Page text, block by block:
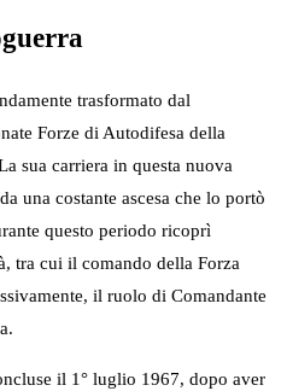
trasformato dal
Forze di Autodifesa della
sua carriera in questa nuova
una costante ascesa che lo portò
questo periodo ricoprì
tra cui il comando della Forza
il ruolo di Comandante
il 1° luglio 1967, dopo aver